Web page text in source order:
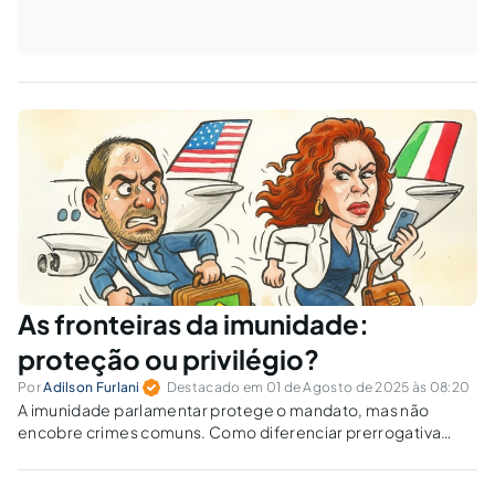
As fronteiras da imunidade:
proteção ou privilégio?
PorAdilson Furlani Destacado em 01 de Agosto de 2025 às 08:20
A imunidade parlamentar protege o mandato, mas não
encobre crimes comuns. Como diferenciar prerrogativa